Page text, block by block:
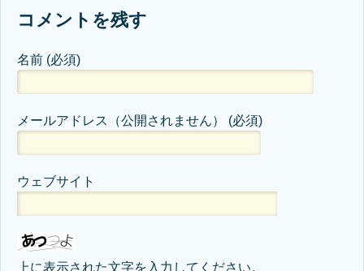
コメントを残す
名前 (必須)
メールアドレス（公開されません） (必須)
ウェブサイト
上に表示された文字を入力してください。